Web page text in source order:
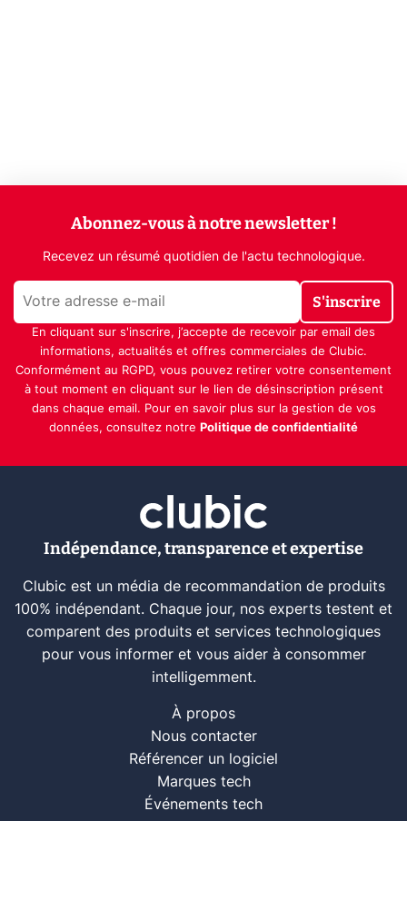
Abonnez-vous à notre newsletter !
Recevez un résumé quotidien de l'actu technologique.
S'inscrire
En cliquant sur s'inscrire, j’accepte de recevoir par email des
informations, actualités et offres commerciales de Clubic.
Conformément au RGPD, vous pouvez retirer votre consentement
à tout moment en cliquant sur le lien de désinscription présent
dans chaque email. Pour en savoir plus sur la gestion de vos
données, consultez notre Politique de confidentialité
Indépendance, transparence et expertise
Clubic est un média de recommandation de produits
100% indépendant. Chaque jour, nos experts testent et
comparent des produits et services technologiques
pour vous informer et vous aider à consommer
intelligemment.
À propos
Nous contacter
Référencer un logiciel
Marques tech
Événements tech